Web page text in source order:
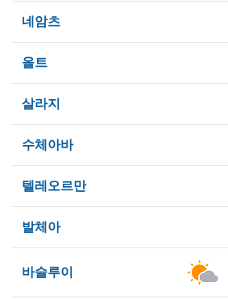
네암츠
올트
살라지
수체아바
텔레오르만
발체아
바슬루이